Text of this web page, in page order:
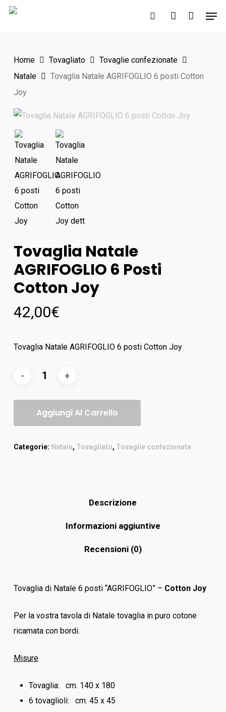
Skip
search account
Home Tovagliato
Tovaglie confezionate
Natale
Tovaglia Natale AGRIFOGLIO 6 posti Cotton
Joy
Tovaglia Natale
AGRIFOGLIO 6 Posti
Cotton Joy
42,00€
Tovaglia Natale AGRIFOGLIO 6 posti Cotton Joy
Aggiungi Al Carrello
Categorie: Natale, Tovagliato, Tovaglie confezionate
Descrizione
Informazioni aggiuntive
Recensioni (0)
Tovaglia di Natale 6 posti “AGRIFOGLIO” – Cotton Joy
Per la vostra tavola di Natale tovaglia in puro cotone
ricamata con bordi.
Misure
Tovaglia: cm. 140 x 180
6 tovaglioli: cm. 45 x 45